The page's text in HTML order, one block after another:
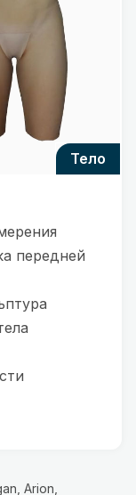
тело
передней
Arion,